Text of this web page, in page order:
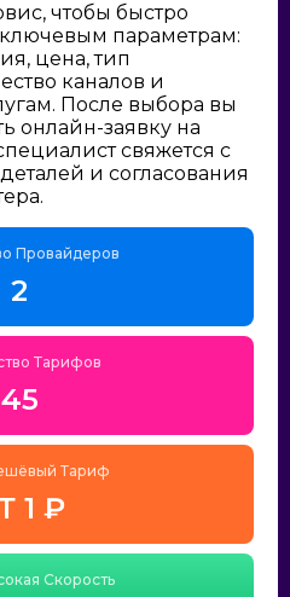
чтобы быстро
параметрам:
цена, тип
каналов и
После выбора вы
онлайн-заявку на
свяжется с
и согласования
Провайдеров
2
Тарифов
45
Тариф
1 ₽
Скорость